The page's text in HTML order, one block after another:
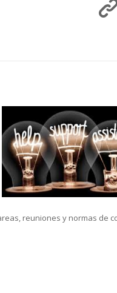
reuniones y normas de